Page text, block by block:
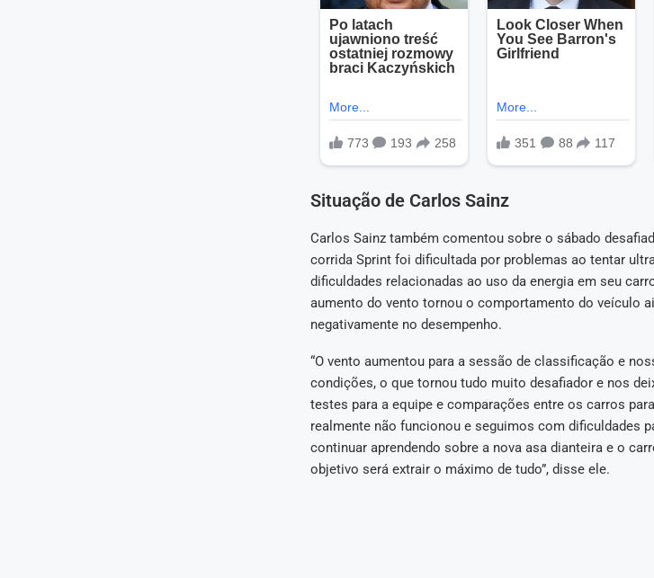
Situação de Carlos Sainz
Carlos Sainz também comentou sobre o sábado
corrida Sprint foi dificultada por problemas ao tentar
dificuldades relacionadas ao uso da energia em seu
aumento do vento tornou o comportamento do veículo
negativamente no desempenho.
“O vento aumentou para a sessão de classificação e
condições, o que tornou tudo muito desafiador e nos
testes para a equipe e comparações entre os carros
realmente não funcionou e seguimos com dificuldades
continuar aprendendo sobre a nova asa dianteira e o
objetivo será extrair o máximo de tudo”, disse ele.